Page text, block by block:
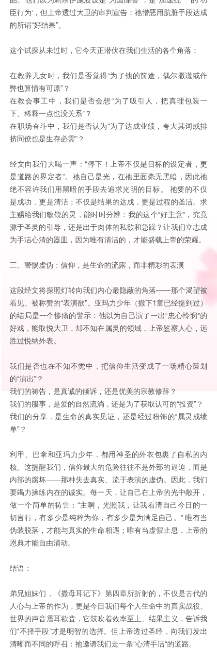
臣行为‘，但上帝透过大卫的审判宣告：祂憎恶用肮脏手段达成
的所谓“好结果”。
这个试探从未过时，它今天正潜伏在我们生活的各个角落：
在教养儿女时，我们是否觉得“为了他的前途，偶尔撒谎或作
弊也算情有可原”？
在教会事工中，我们是否会想“为了吸引人，把真理包装一
下、稀释一点也没关系”？
在职场奋斗中，我们是否认为“为了达成业绩，夸大其词或排
挤同僚也是生存必需”？
经文向我们大喝一声：“停下！上帝不仅是目标的设定者，更
是道路的界定者”。祂自己是光，在祂里面毫无黑暗，因此祂
绝不容许我们用黑暗的手段去追求光明的目标。 祂要的不仅
是成功，更是清洁；不仅是结果的达成，更是过程的圣洁。求
主赐给我们敏锐的灵，能时时分辨：我的这个“好主意”，究竟
源于圣灵的引导，还是出于肉体的私欲和急躁？让我们立志成
为手洁心清的器皿，因为唯有清洁的，才能盛载上帝的荣耀。
三、警惕虚伪：信仰，是生命的流露，而非精彩的表演
这段经文将探照灯转向我们内心最隐蔽的角落——那个渴望被
看见、被称赞的“表演欲”。亚玛力少年（撒下1章已经提到过）
的结局是一个惨痛的警示：他以为自己演了一出“忠心怜悯”的
好戏，能取悦大卫，却不知在属灵的领域，上帝鉴察人心，远
胜过悦纳外表。
我们是否也在不知不觉中，把信仰生活变成了一场精心策划
的“演出”？
我们的祷告，是真诚的倾诉，还是优美的宗教修辞？
我们的服事，是爱的自然流淌，还是为了获取认可的“投资”？
我们的分享，是生命的真实见证，还是经过粉饰的“属灵成绩
单”？
利甲、巴拿和亚玛力少年，都用神圣的外衣包裹了自私的内
核。这提醒我们，信仰最大的危险往往不是外部的逼迫，而是
内部的腐坏——那种失去真实、流于表演的虚伪。因此，我们
要竭力操练内在的诚实。每一天，让自己在上帝的光中敞开，
做一个简单的祷告：“主啊，光照我，让我看清自己今日的一
切言行，有多少是纯粹为你，有多少是为满足自己。” 唯有当
伪装脱落，才能与真实的生命相遇；唯有当虚假止息，上帝的
恩典才能自由涌动。
结语：
弟兄姐妹们，《撒母耳记下》第四章所折射的，不仅是古代的
人心与上帝的作为，更是今日我们每个人生命中的真实战役。
世界的声音震耳欲聋，它鼓吹着效率至上、结果主义，告诉我
们“不择手段”才是明智的选择。但上帝透过圣经，向我们发出
清晰而不同的呼召：祂邀请我们走一条“心清手洁“的道路。